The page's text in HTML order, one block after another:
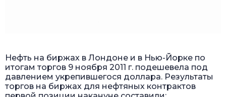
Нефть на биржах в Лондоне и в Нью-Йорке по
итогам торгов 9 ноября 2011 г. подешевела под
давлением укрепившегося доллара. Результаты
торгов на биржах для нефтяных контрактов